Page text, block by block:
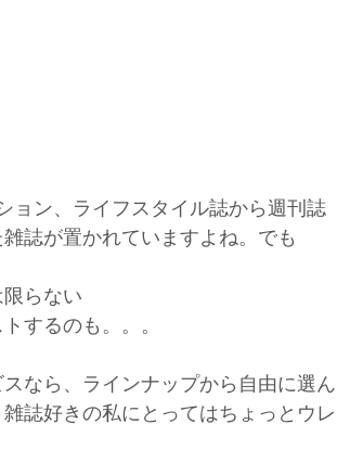
ョン、ライフスタイル誌から週刊誌
誌が置かれていますよね。でも
らない
するのも。。。
なら、ラインナップから自由に選ん
誌好きの私にとってはちょっとウレ